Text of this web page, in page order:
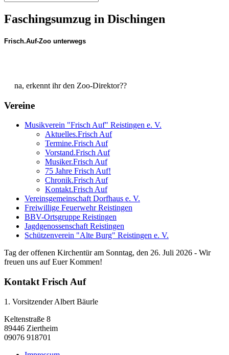
Faschingsumzug in Dischingen
Frisch.Auf-Zoo unterwegs
na, erkennt ihr den Zoo-Direktor??
Vereine
Musikverein "Frisch Auf" Reistingen e. V.
Aktuelles.Frisch Auf
Termine.Frisch Auf
Vorstand.Frisch Auf
Musiker.Frisch Auf
75 Jahre Frisch Auf!
Chronik.Frisch Auf
Kontakt.Frisch Auf
Vereinsgemeinschaft Dorfhaus e. V.
Freiwillige Feuerwehr Reistingen
BBV-Ortsgruppe Reistingen
Jagdgenossenschaft Reistingen
Schützenverein "Alte Burg" Reistingen e. V.
Tag der offenen Kirchentür am Sonntag, den 26. Juli 2026 - Wir
freuen uns auf Euer Kommen!
Kontakt Frisch Auf
1. Vorsitzender Albert Bäurle
Keltenstraße 8
89446 Ziertheim
09076 918701